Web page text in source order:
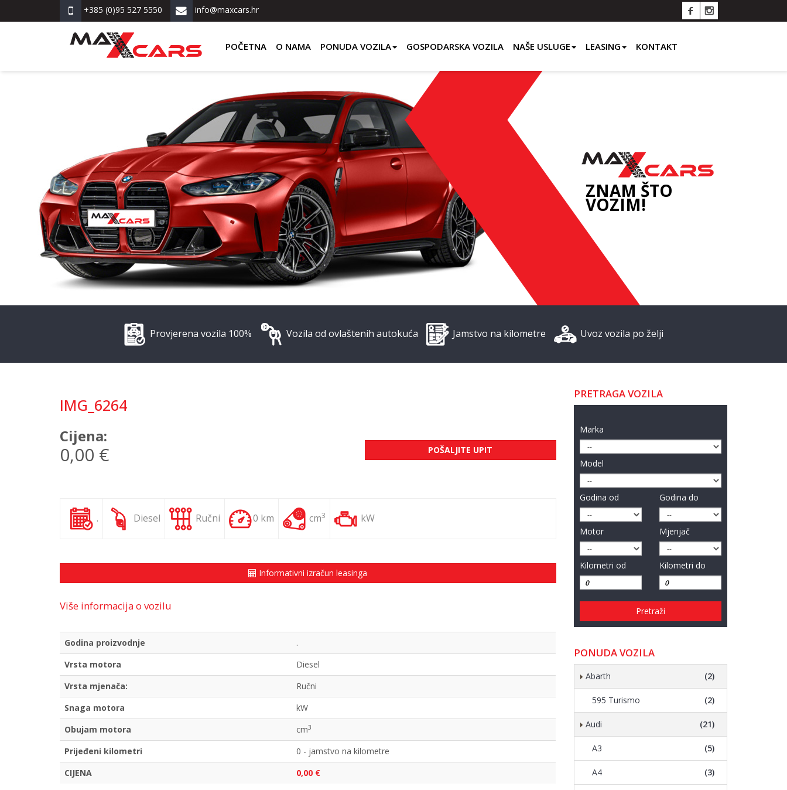
+385 (0)95 527 5550 info@maxcars.hr
POČETNA O NAMA PONUDA VOZILA GOSPODARSKA VOZILA NAŠE USLUGE LEASING KONTAKT
ZNAM ŠTO
VOZIM!
Provjerena vozila 100% Vozila od ovlaštenih autokuća Jamstvo na kilometre Uvoz vozila po želji
IMG_6264
Cijena:
0,00 € POŠALJITE UPIT
. Diesel Ručni 0 km cm3 kW
Informativni izračun leasinga
Više informacija o vozilu
Godina proizvodnje
.
Vrsta motora
Diesel
Vrsta mjenača:
Ručni
Snaga motora
kW
Obujam motora
cm3
Prijeđeni kilometri
0 - jamstvo na kilometre
CIJENA
0,00 €
PRETRAGA VOZILA
Marka
Model
Godina od Godina do
Motor Mjenjač
Kilometri od Kilometri do
Pretraži
PONUDA VOZILA
Abarth (2)
595 Turismo (2)
Audi (21)
A3 (5)
A4 (3)